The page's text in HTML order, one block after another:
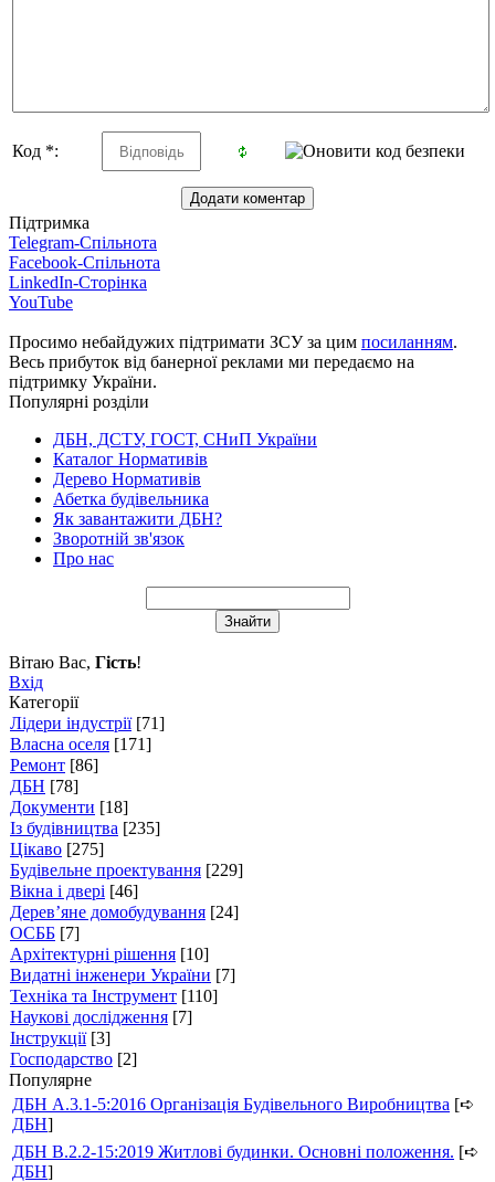
Код *:
Підтримка
Telegram-Спільнота
Facebook-Спільнота
LinkedIn-Сторінка
YouTube
Просимо небайдужих підтримати ЗСУ за цим посиланням.
Весь прибуток від банерної реклами ми передаємо на
підтримку України.
Популярні розділи
ДБН, ДСТУ, ГОСТ, СНиП України
Каталог Нормативів
Дерево Нормативів
Абетка будівельника
Як завантажити ДБН?
Зворотній зв'язок
Про нас
Вітаю Вас, Гість!
Вхід
Категорії
Лідери індустрії [71]
Власна оселя [171]
Ремонт [86]
ДБН [78]
Документи [18]
Із будівництва [235]
Цікаво [275]
Будівельне проектування [229]
Вікна і двері [46]
Дерев’яне домобудування [24]
ОСББ [7]
Архітектурні рішення [10]
Видатні інженери України [7]
Техніка та Інструмент [110]
Наукові дослідження [7]
Інструкції [3]
Господарство [2]
Популярне
ДБН А.3.1-5:2016 Організація Будівельного Виробництва [➪
ДБН]
ДБН В.2.2-15:2019 Житлові будинки. Основні положення. [➪
ДБН]